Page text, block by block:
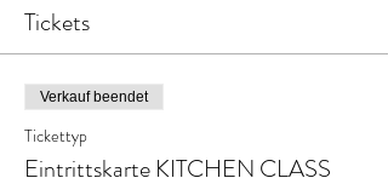
Erkundest du gemeinsam mit anderen, wie
und wo deine Talente und Leidenschaften
am besten Ausdruck finden können,
Lernst du neue Möglichkeiten kennen, wie
du vorgehen kannst, wenn du auf der Reise
zu Deiner Berufung bist.
Tickets
Verkauf beendet
Tickettyp
Eintrittskarte KITCHEN CLASS